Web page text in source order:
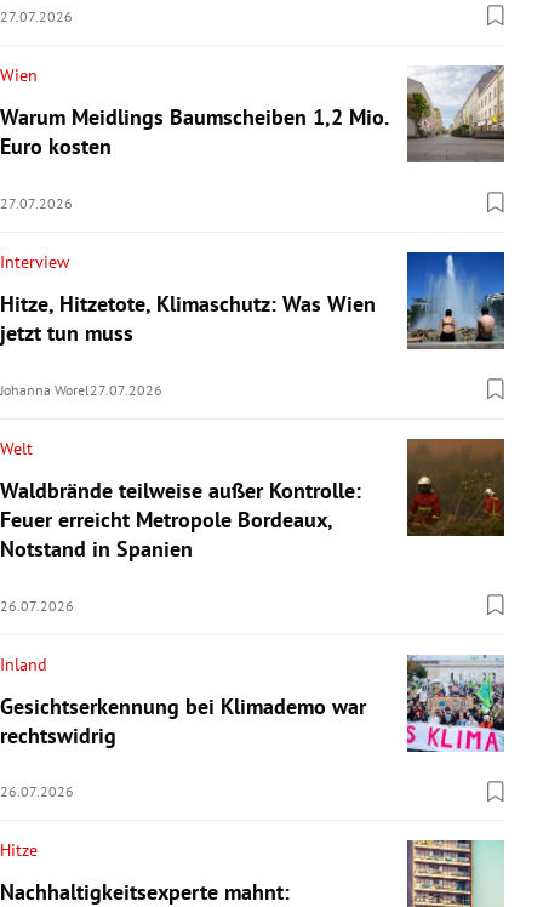
27.07.2026
Wien
Warum Meidlings Baumscheiben 1,2 Mio.
Euro kosten
27.07.2026
Interview
Hitze, Hitzetote, Klimaschutz: Was Wien
jetzt tun muss
Johanna Worel 27.07.2026
Welt
Waldbrände teilweise außer Kontrolle:
Feuer erreicht Metropole Bordeaux,
Notstand in Spanien
26.07.2026
Inland
Gesichtserkennung bei Klimademo war
rechtswidrig
26.07.2026
Hitze
Nachhaltigkeitsexperte mahnt: